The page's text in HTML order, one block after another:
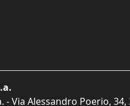
Via Alessandro Poerio, 34,